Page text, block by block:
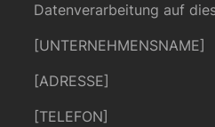
Datenverarbeitung auf
[UNTERNEHMENSNAME]
[ADRESSE]
[TELEFON]